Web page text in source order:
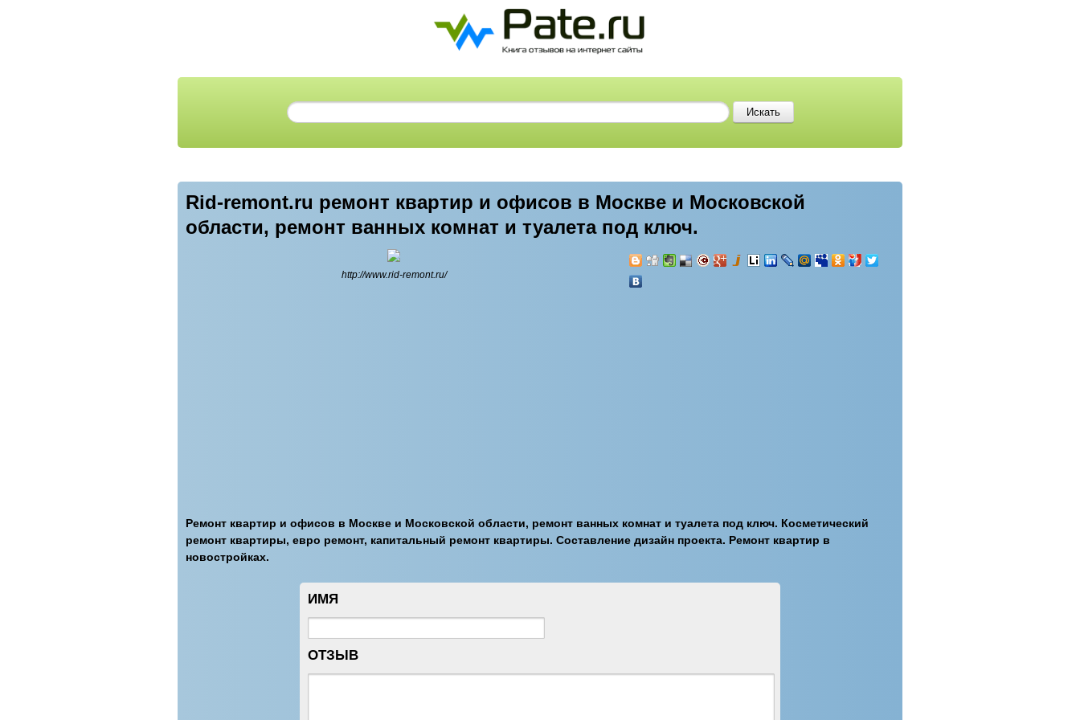
Rid-remont.ru ремонт квартир и офисов в Москве и Московской
области, ремонт ванных комнат и туалета под ключ.
http://www.rid-remont.ru/
Ремонт квартир и офисов в Москве и Московской области, ремонт ванных комнат и туалета под ключ. Косметический
ремонт квартиры, евро ремонт, капитальный ремонт квартиры. Составление дизайн проекта. Ремонт квартир в
новостройках.
ИМЯ
ОТЗЫВ